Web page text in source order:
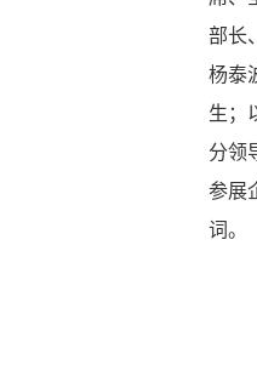
部长
杨泰
生；
分领
参展
词。